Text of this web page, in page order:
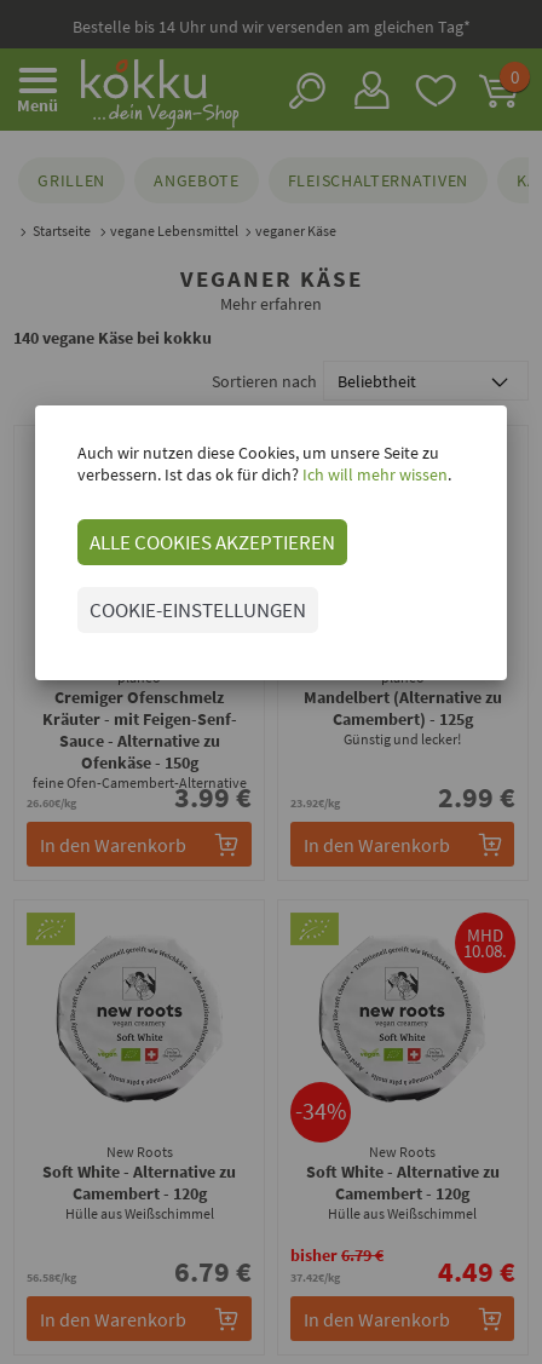
versandkostenfrei ab 59,- €
Menü
0
GRILLEN ANGEBOTE FLEISCHALTERNATIVEN
Startseite vegane Lebensmittel veganer Käse
VEGANER KÄSE
Mehr erfahren
140 vegane Käse bei kokku
Sortieren nach
planeo
Cremiger Ofenschmelz
Kräuter - mit Feigen-Senf-
Sauce - Alternative zu
Ofenkäse- 150g
feine Ofen-Camembert-Alternative
26.60€/kg 3.99 €
In den Warenkorb
planeo
Mandelbert (Alternative zu
Camembert) - 125g
Günstig und lecker!
23.92€/kg 2.99 €
In den Warenkorb
New Roots
Soft White - Alternative zu
Camembert- 120g
Hülle aus Weißschimmel
56.58€/kg 6.79 €
In den Warenkorb
MHD
10.08.
-34%
New Roots
Soft White - Alternative zu
Camembert- 120g
Hülle aus Weißschimmel
37.42€/kg
bisher6.79 € 4.49 €
In den Warenkorb
Auch wir nutzen diese Cookies, um unsere Seite zu
verbessern. Ist das ok für dich? Ich will mehr wissen.
ALLE COOKIES AKZEPTIEREN
COOKIE-EINSTELLUNGEN